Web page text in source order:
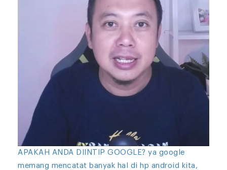
APAKAH ANDA DIINTIP GOOGLE? ya google
memang mencatat banyak hal di hp android kita,